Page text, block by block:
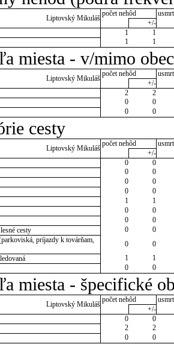
Liptovský Mikuláš
počet nehôd
+/-
1
1
1 1
miesta - v/mimo obec
Liptovský Mikuláš
počet nehôd
+/-
2
2
0
0
0 0
cesty
Liptovský Mikuláš
počet nehôd
+/-
0
0
0
0
0
0
0
0
1
1
0
0
0
0
cesty
0
0
príjazdy k továrňam,
0
0
1
1
0 0
miesta - špecifické
Liptovský Mikuláš
počet nehôd
+/-
0
0
2
2
0 0